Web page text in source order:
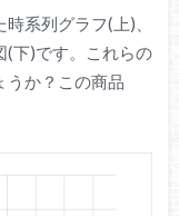
系列グラフ(上)、
(下)です。これらの
うか？この商品